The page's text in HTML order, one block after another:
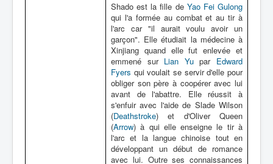
Shado est la fille de Yao Fei Gulong
qui l'a formée au combat et au tir à
l'arc car "il aurait voulu avoir un
garçon". Elle étudiait la médecine à
Xinjiang quand elle fut enlevée et
emmené sur Lian Yupar Edward
Fyers qui voulait se servir d'elle pour
obliger son père à coopérer avec lui
avant de l'abattre. Elle réussit à
s'enfuir avec l'aide de Slade Wilson
(Deathstroke) et d'Oliver Queen
(Arrow) à qui elle enseigne le tir à
l'arc et la langue chinoise tout en
développant un début de romance
avec lui. Outre ses connaissances